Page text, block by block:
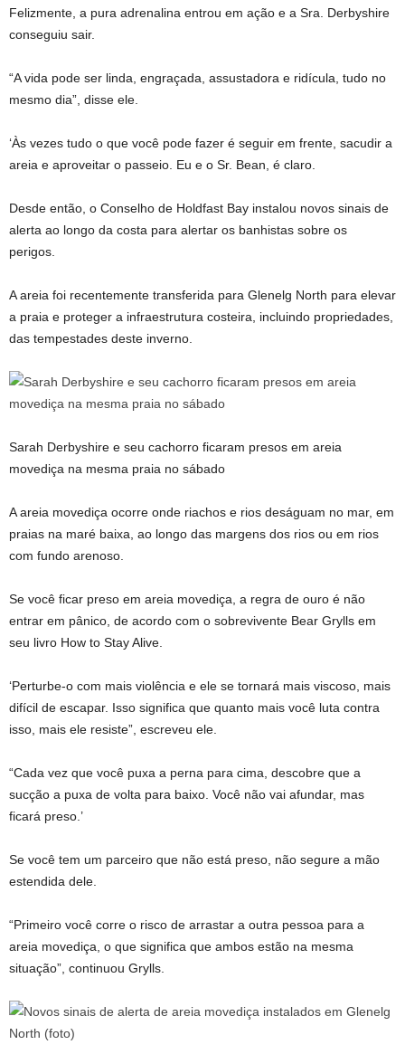
Felizmente, a pura adrenalina entrou em ação e a Sra. Derbyshire
conseguiu sair.
“A vida pode ser linda, engraçada, assustadora e ridícula, tudo no
mesmo dia”, disse ele.
‘Às vezes tudo o que você pode fazer é seguir em frente, sacudir a
areia e aproveitar o passeio. Eu e o Sr. Bean, é claro.
Desde então, o Conselho de Holdfast Bay instalou novos sinais de
alerta ao longo da costa para alertar os banhistas sobre os
perigos.
A areia foi recentemente transferida para Glenelg North para elevar
a praia e proteger a infraestrutura costeira, incluindo propriedades,
das tempestades deste inverno.
Sarah Derbyshire e seu cachorro ficaram presos em areia
movediça na mesma praia no sábado
A areia movediça ocorre onde riachos e rios deságuam no mar, em
praias na maré baixa, ao longo das margens dos rios ou em rios
com fundo arenoso.
Se você ficar preso em areia movediça, a regra de ouro é não
entrar em pânico, de acordo com o sobrevivente Bear Grylls em
seu livro How to Stay Alive.
‘Perturbe-o com mais violência e ele se tornará mais viscoso, mais
difícil de escapar. Isso significa que quanto mais você luta contra
isso, mais ele resiste”, escreveu ele.
“Cada vez que você puxa a perna para cima, descobre que a
sucção a puxa de volta para baixo. Você não vai afundar, mas
ficará preso.’
Se você tem um parceiro que não está preso, não segure a mão
estendida dele.
“Primeiro você corre o risco de arrastar a outra pessoa para a
areia movediça, o que significa que ambos estão na mesma
situação”, continuou Grylls.